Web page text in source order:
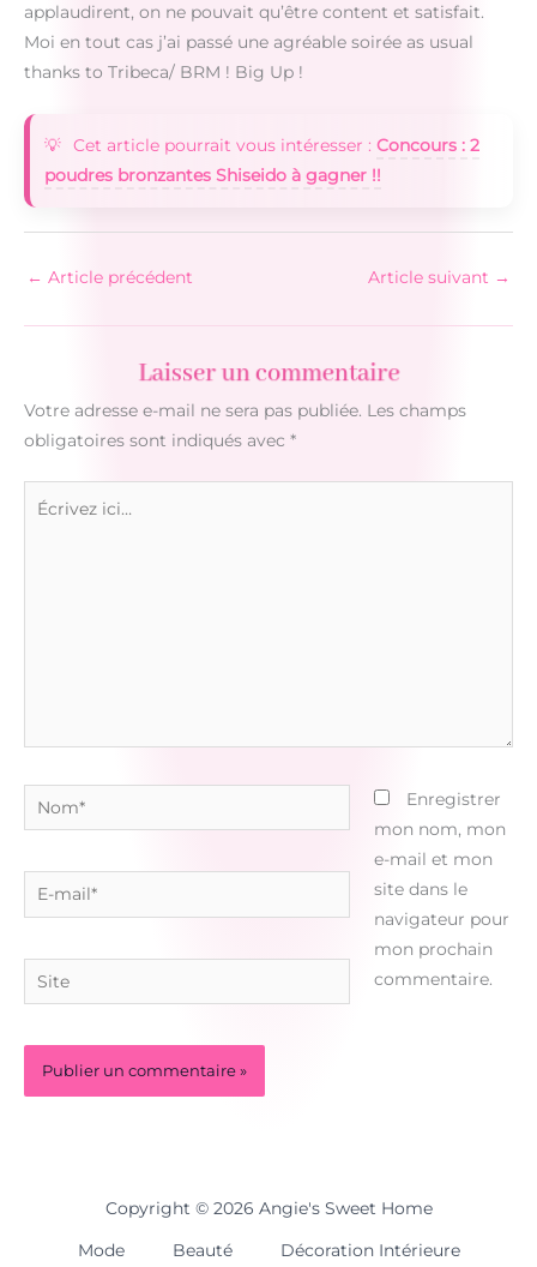
applaudirent, on ne pouvait qu’être content et satisfait.
Moi en tout cas j’ai passé une agréable soirée as usual
thanks to Tribeca/ BRM ! Big Up !
Cet article pourrait vous intéresser : Concours : 2
poudres bronzantes Shiseido à gagner !!
← Article précédent Article suivant →
Laisser un commentaire
Votre adresse e-mail ne sera pas publiée. Les champs
obligatoires sont indiqués avec *
Nom*
E-
mail*
Site
Enregistrer
mon nom, mon
e-mail et mon
site dans le
navigateur pour
mon prochain
commentaire.
Copyright © 2026 Angie's Sweet Home
Mode Beauté Décoration Intérieure